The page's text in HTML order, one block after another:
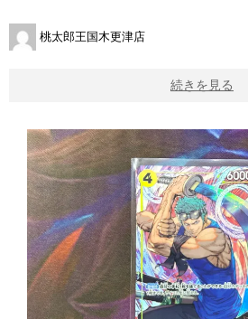
桃太郎王国木更津店
続きを見る